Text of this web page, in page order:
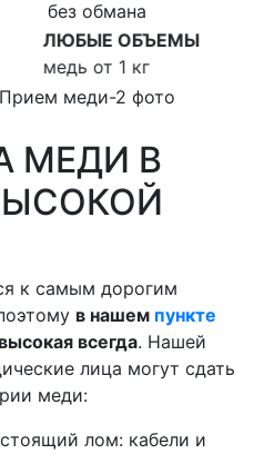
без обмана
ЛЮБЫЕ ОБЪЕМЫ
медь от 1 кг
МЕДИ В
к самым дорогим
в нашем пункте
всегда. Нашей
лица могут сдать
меди:
лом: кабели и